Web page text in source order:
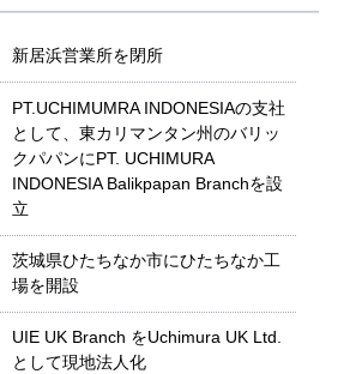
新居浜営業所を閉所
PT.UCHIMUMRA INDONESIAの支社
として、東カリマンタン州のバリッ
クパパンにPT. UCHIMURA
INDONESIA Balikpapan Branchを設
立
茨城県ひたちなか市にひたちなか工
場を開設
UIE UK Branch をUchimura UK Ltd.
として現地法人化